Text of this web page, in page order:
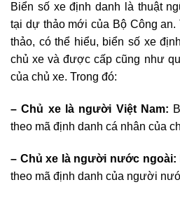
Biển số xe định danh là thuật
tại dự thảo mới của Bộ Công
thảo, có thể hiểu, biển số xe
chủ xe và được cấp cũng như
của chủ xe. Trong đó:
– Chủ xe là người Việt Nam:
theo mã định danh cá nhân của
– Chủ xe là người nước ngoài:
theo mã định danh của người